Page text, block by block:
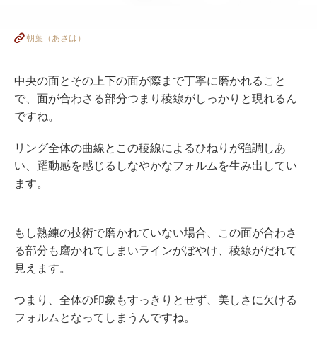
朝葉（あさは）
中央の面とその上下の面が際まで丁寧に磨かれること
で、面が合わさる部分つまり稜線がしっかりと現れるん
ですね。
リング全体の曲線とこの稜線によるひねりが強調しあ
い、躍動感を感じるしなやかなフォルムを生み出してい
ます。
もし熟練の技術で磨かれていない場合、この面が合わさ
る部分も磨かれてしまいラインがぼやけ、稜線がだれて
見えます。
つまり、全体の印象もすっきりとせず、美しさに欠ける
フォルムとなってしまうんですね。